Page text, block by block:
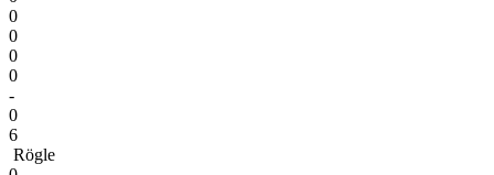
0
0
0
0
-
0
6
Rögle